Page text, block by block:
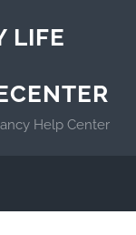
LIFE
Help Center